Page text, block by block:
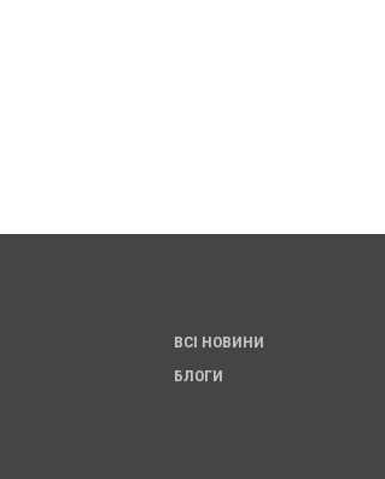
ВСІ НОВИНИ
БЛОГИ